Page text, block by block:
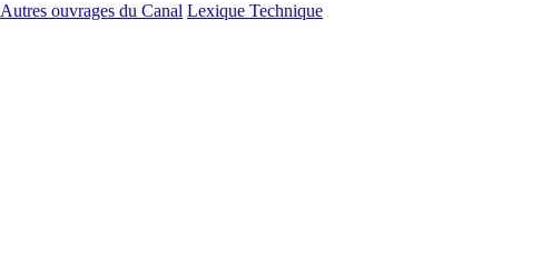
Autres ouvrages du Canal Lexique Technique